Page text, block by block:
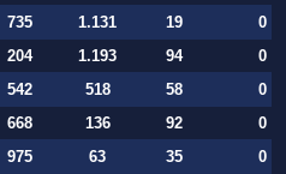
735 1.131 19
0
204 1.193 94
0
542 518 58
0
668 136 92
0
975 63 35
0